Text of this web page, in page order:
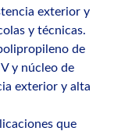
exterior y
y técnicas.
de
y núcleo de
exterior y alta
que